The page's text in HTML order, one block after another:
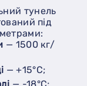
тунель
під
— 1500 кг/
— +15°C;